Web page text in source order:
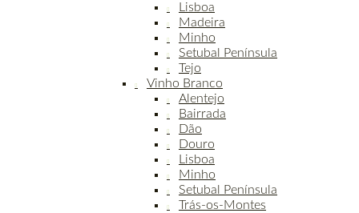
Lisboa
Madeira
Minho
Setubal Península
Tejo
Vinho Branco
Alentejo
Bairrada
Dão
Douro
Lisboa
Minho
Setubal Península
Trás-os-Montes